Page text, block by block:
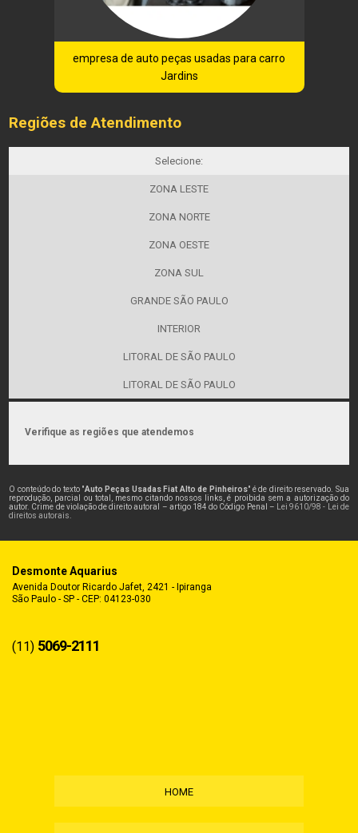
empresa de auto peças usadas para carro
Jardins
Regiões de Atendimento
Selecione:
ZONA LESTE
ZONA NORTE
ZONA OESTE
ZONA SUL
GRANDE SÃO PAULO
INTERIOR
LITORAL DE SÃO PAULO
LITORAL DE SÃO PAULO
Verifique as regiões que atendemos
O conteúdo do texto "Auto Peças Usadas Fiat Alto de Pinheiros" é de direito reservado. Sua
reprodução, parcial ou total, mesmo citando nossos links, é proibida sem a autorização do
autor. Crime de violação de direito autoral – artigo 184 do Código Penal – Lei 9610/98 - Lei de
direitos autorais.
Desmonte Aquarius
Avenida Doutor Ricardo Jafet, 2421 - Ipiranga
São Paulo - SP - CEP: 04123-030
(11) 5069-2111
HOME